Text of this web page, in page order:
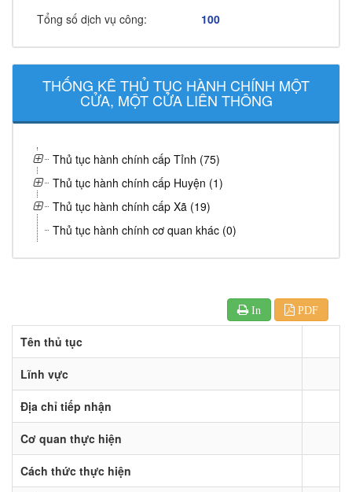
Tổng số dịch vụ công:
100
THỐNG KÊ THỦ TỤC HÀNH CHÍNH MỘT
CỬA, MỘT CỬA LIÊN THÔNG
Thủ tục hành chính cấp Tỉnh (75)
Thủ tục hành chính cấp Huyện (1)
Thủ tục hành chính cấp Xã (19)
Thủ tục hành chính cơ quan khác (0)
In PDF
Tên thủ tục
Lĩnh vực
Địa chỉ tiếp nhận
Cơ quan thực hiện
Cách thức thực hiện